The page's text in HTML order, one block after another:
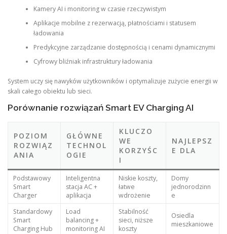
Kamery AI i monitoring w czasie rzeczywistym
Aplikacje mobilne z rezerwacją, płatnościami i statusem
ładowania
Predykcyjne zarządzanie dostępnością i cenami dynamicznymi
Cyfrowy bliźniak infrastruktury ładowania
System uczy się nawyków użytkowników i optymalizuje zużycie energii w
skali całego obiektu lub sieci.
Porównanie rozwiązań Smart EV Charging AI
POZIOM
ROZWIĄZ
ANIA
GŁÓWNE
TECHNOL
OGIE
KLUCZO
WE
KORZYŚC
I
NAJLEPSZ
E DLA
Podstawowy
Smart
Charger
Inteligentna
stacja AC +
aplikacja
Niskie koszty,
łatwe
wdrożenie
Domy
jednorodzinn
e
Standardowy
Smart
Charging Hub
Load
balancing +
monitoring AI
Stabilność
sieci, niższe
koszty
Osiedla
mieszkaniowe